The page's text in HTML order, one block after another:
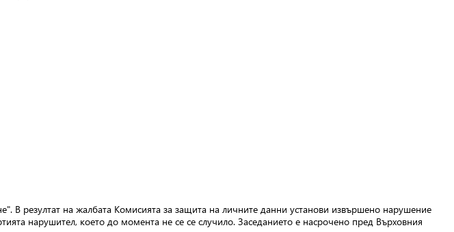
резултат на жалбата Комисията за защита на личните данни установи извършено нарушение
нарушител, което до момента не се се случило. Заседанието е насрочено пред Върховния